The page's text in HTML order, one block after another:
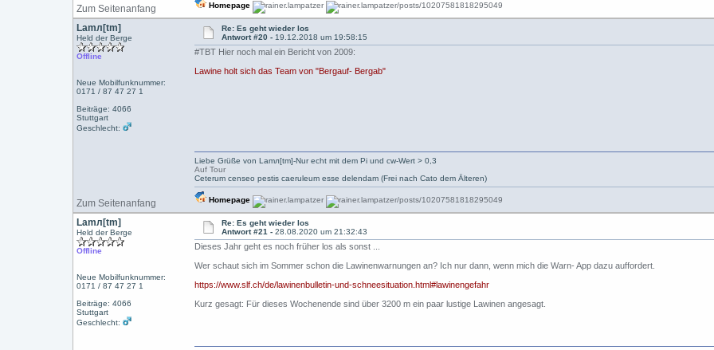
Zum Seitenanfang Homepage
Lamл[tm]
Held der Berge
Offline
Neue Mobilfunknummer:
0171 / 87 47 27 1
Beiträge: 4066
Stuttgart
Geschlecht:
Re: Es geht wieder los
Antwort #20 - 19.12.2018 um 19:58:15
#TBT Hier noch mal ein Bericht von 2009:
Lawine holt sich das Team von "Bergauf- Bergab"
Zum Seitenanfang
Liebe Grüße von Lamл[tm]-Nur echt mit dem Pi und cw-Wert > 0,3
Auf Tour
Ceterum censeo pestis caeruleum esse delendam (Frei nach Cato dem Älteren)
Homepage
Lamл[tm]
Held der Berge
Offline
Neue Mobilfunknummer:
0171 / 87 47 27 1
Beiträge: 4066
Stuttgart
Geschlecht:
Re: Es geht wieder los
Antwort #21 -28.08.2020 um 21:32:43
Dieses Jahr geht es noch früher los als sonst ...
Wer schaut sich im Sommer schon die Lawinenwarnungen an? Ich nur dann, wenn mich die Warn- App dazu auffordert.
https://www.slf.ch/de/lawinenbulletin-und-schneesituation.html#lawinengefahr
Kurz gesagt: Für dieses Wochenende sind über 3200 m ein paar lustige Lawinen angesagt.